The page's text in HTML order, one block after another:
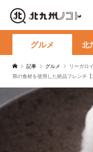
グルメ 北
記事 グルメ
リーガロ
県の食材を使用した絶品フレンチ